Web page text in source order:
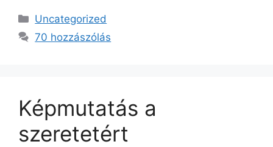
Kategória
Uncategorized
70 hozzászólás
Képmutatás a
szeretetért